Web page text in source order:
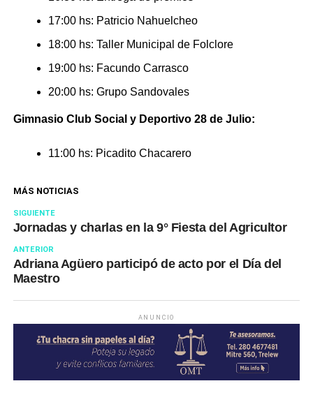
17:00 hs: Patricio Nahuelcheo
18:00 hs: Taller Municipal de Folclore
19:00 hs: Facundo Carrasco
20:00 hs: Grupo Sandovales
Gimnasio Club Social y Deportivo 28 de Julio:
11:00 hs: Picadito Chacarero
MÁS NOTICIAS
SIGUIENTE
Jornadas y charlas en la 9° Fiesta del Agricultor
ANTERIOR
Adriana Agüero participó de acto por el Día del
Maestro
ANUNCIO